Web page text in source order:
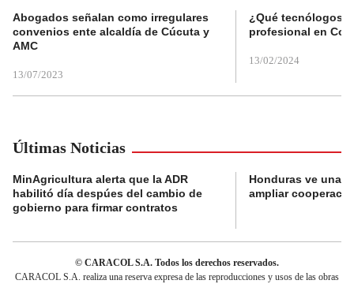
Abogados señalan como irregulares
convenios ente alcaldía de Cúcuta y
AMC
13/07/2023
¿Qué tecnólogos
profesional en
13/02/2024
Últimas Noticias
MinAgricultura alerta que la ADR
habilitó día despúes del cambio de
gobierno para firmar contratos
Honduras ve una
ampliar
© CARACOL S.A. Todos los derechos reservados.
CARACOL S.A. realiza una reserva expresa de las reproducciones y usos de las obras